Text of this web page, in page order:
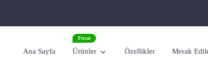
Ana Sayfa
Fırsat
Ürünler Özellikler Merak